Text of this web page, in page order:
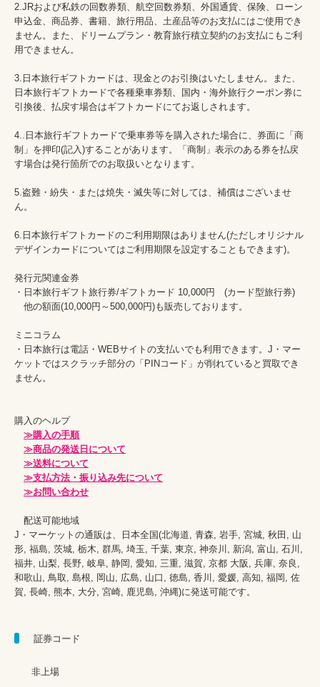
2.JRおよび私鉄の回数券類、航空回数券類、外国通貨、保険、ローン
申込金、商品券、書籍、旅行用品、土産品等のお支払にはご使用でき
ません。また、ドリームプラン・教育旅行積立契約のお支払にもご利
用できません。
3.日本旅行ギフトカードは、現金とのお引換はいたしません。また、
日本旅行ギフトカードで各種乗車券類、国内・海外旅行クーポン券に
引換後、払戻す場合はギフトカードにてお返しされます。
4..日本旅行ギフトカードで乗車券等を購入された場合に、券面に「商
制」を押印(記入)することがあります。「商制」表示のある券を払戻
す場合は発行箇所でのお取扱いとなります。
5.盗難・紛失・または焼失・滅失等に対しては、補償はございませ
ん。
6.日本旅行ギフトカードのご利用期限はありません(ただしオリジナル
デザインカードについてはご利用期限を設定することもできます)。
発行元関連金券
・日本旅行ギフト旅行券/ギフトカード 10,000円　(カード型旅行券)
他の額面(10,000円～500,000円)も販売しております。
ミニコラム
・日本旅行は電話・WEBサイトの支払いでも利用できます。J・マー
ケットではスクラッチ部分の「PINコード」が削れていると買取でき
ません。
購入のヘルプ
≫購入の手順
≫商品の発送日について
≫送料について
≫支払方法・振り込み先について
≫お問い合わせ
配送可能地域
J・マーケットの通販は、日本全国(北海道, 青森, 岩手, 宮城, 秋田, 山
形, 福島, 茨城, 栃木, 群馬, 埼玉, 千葉, 東京, 神奈川, 新潟, 富山, 石川,
福井, 山梨, 長野, 岐阜, 静岡, 愛知, 三重, 滋賀, 京都 大阪, 兵庫, 奈良,
和歌山, 鳥取, 島根, 岡山, 広島, 山口, 徳島, 香川, 愛媛, 高知, 福岡, 佐
賀, 長崎, 熊本, 大分, 宮崎, 鹿児島, 沖縄)に発送可能です。
証券コード